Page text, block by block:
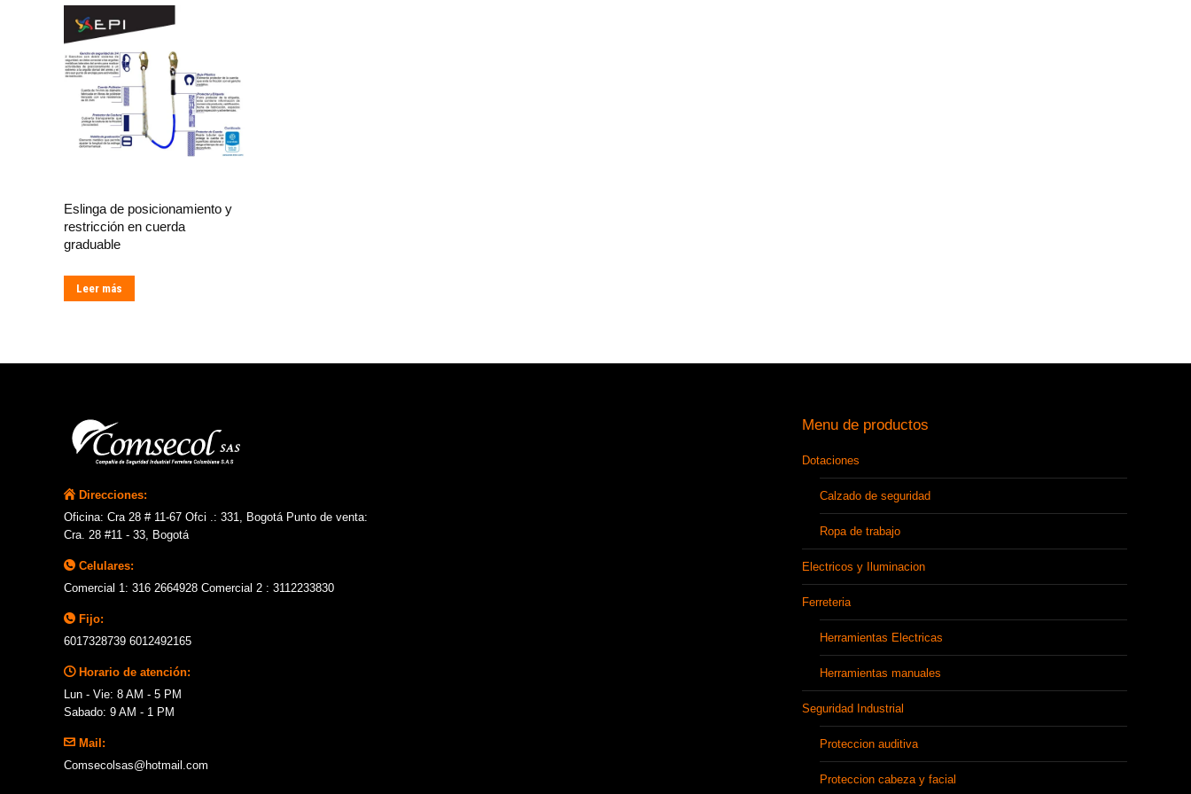
Eslinga de posicionamiento y
restricción en cuerda
graduable
Leer más
Direcciones:
Oficina: Cra 28 # 11-67 Ofci .: 331, Bogotá Punto de venta:
Cra. 28 #11 - 33, Bogotá
Celulares:
Comercial 1: 316 2664928 Comercial 2 : 3112233830
Fijo:
6017328739 6012492165
Horario de atención:
Lun - Vie: 8 AM - 5 PM
Sabado: 9 AM - 1 PM
Mail:
Comsecolsas@hotmail.com
Menu de productos
Dotaciones
Calzado de seguridad
Ropa de trabajo
Electricos y Iluminacion
Ferreteria
Herramientas Electricas
Herramientas manuales
Seguridad Industrial
Proteccion auditiva
Proteccion cabeza y facial